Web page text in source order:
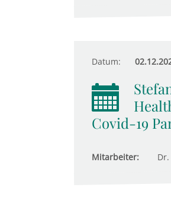
Datum:
Covid-19
Mitarbeiter: